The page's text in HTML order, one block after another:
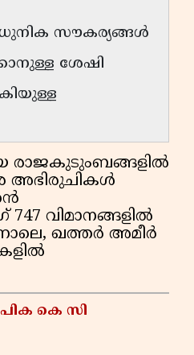
സൗകര്യങ്ങൾ
ശേഷി
രാജകുടുംബങ്ങളിൽ
അഭിരുചികൾ
വിമാനങ്ങളിൽ
ഖത്തർ അമീർ
കെ സി